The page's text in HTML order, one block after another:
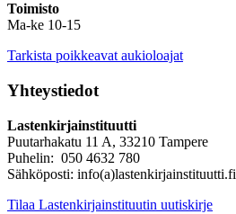
Toimisto
Ma-ke 10-15
Tarkista poikkeavat aukioloajat
Yhteystiedot
Lastenkirjainstituutti
Puutarhakatu 11 A, 33210 Tampere
Puhelin: 050 4632 780
Sähköposti: info(a)lastenkirjainstituutti.fi
Tilaa Lastenkirjainstituutin uutiskirje